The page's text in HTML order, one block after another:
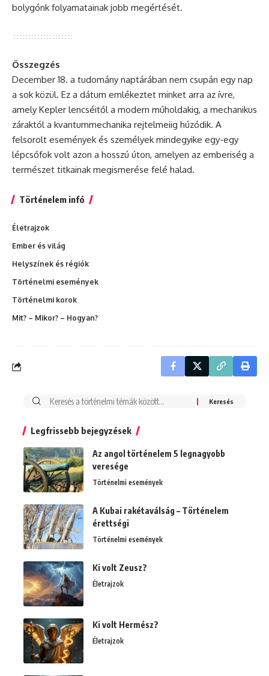
bolygónk folyamatainak jobb megértését.
Összegzés
December 18. a tudomány naptárában nem csupán egy nap
a sok közül. Ez a dátum emlékeztet minket arra az ívre,
amely Kepler lencséitől a modern műholdakig, a mechanikus
záraktól a kvantummechanika rejtelmeiig húzódik. A
felsorolt események és személyek mindegyike egy-egy
lépcsőfok volt azon a hosszú úton, amelyen az emberiség a
természet titkainak megismerése felé halad.
Történelem infó
Életrajzok
Ember és világ
Helyszínek és régiók
Történelmi események
Történelmi korok
Mit? – Mikor? – Hogyan?
Search
Legfrissebb bejegyzések
Az angol történelem 5 legnagyobb
veresége
Történelmi események
A Kubai rakétaválság – Történelem
érettségi
Történelmi események
Ki volt Zeusz?
Életrajzok
Ki volt Hermész?
Életrajzok